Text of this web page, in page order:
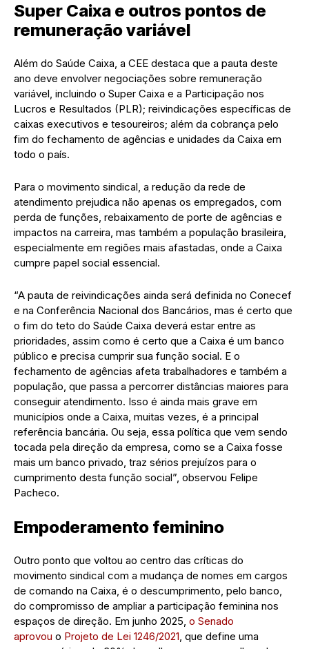
Super Caixa e outros pontos de
remuneração variável
Além do Saúde Caixa, a CEE destaca que a pauta deste
ano deve envolver negociações sobre remuneração
variável, incluindo o Super Caixa e a Participação nos
Lucros e Resultados (PLR); reivindicações específicas de
caixas executivos e tesoureiros; além da cobrança pelo
fim do fechamento de agências e unidades da Caixa em
todo o país.
Para o movimento sindical, a redução da rede de
atendimento prejudica não apenas os empregados, com
perda de funções, rebaixamento de porte de agências e
impactos na carreira, mas também a população brasileira,
especialmente em regiões mais afastadas, onde a Caixa
cumpre papel social essencial.
“A pauta de reivindicações ainda será definida no Conecef
e na Conferência Nacional dos Bancários, mas é certo que
o fim do teto do Saúde Caixa deverá estar entre as
prioridades, assim como é certo que a Caixa é um banco
público e precisa cumprir sua função social. E o
fechamento de agências afeta trabalhadores e também a
população, que passa a percorrer distâncias maiores para
conseguir atendimento. Isso é ainda mais grave em
municípios onde a Caixa, muitas vezes, é a principal
referência bancária. Ou seja, essa política que vem sendo
tocada pela direção da empresa, como se a Caixa fosse
mais um banco privado, traz sérios prejuízos para o
cumprimento desta função social”, observou Felipe
Pacheco.
Empoderamento feminino
Outro ponto que voltou ao centro das críticas do
movimento sindical com a mudança de nomes em cargos
de comando na Caixa, é o descumprimento, pelo banco,
do compromisso de ampliar a participação feminina nos
espaços de direção. Em junho 2025, o Senado
aprovou o Projeto de Lei 1246/2021, que define uma